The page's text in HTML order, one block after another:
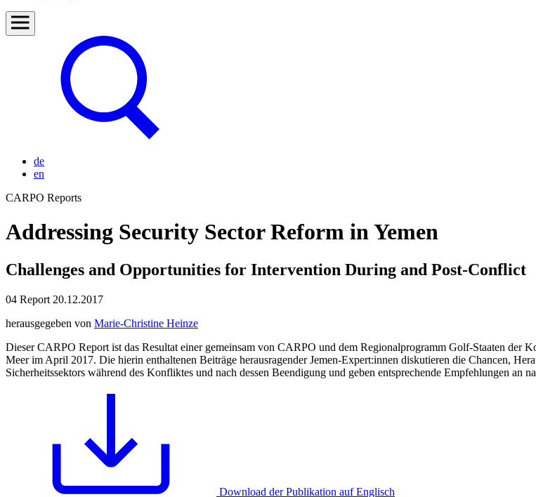
de
en
CARPO Reports
Addressing Security Sector Reform in Yemen
Challenges and Opportunities for Intervention During and Post-Conflict
04 Report 20.12.2017
herausgegeben von Marie-Christine Heinze
Dieser CARPO Report ist das Resultat einer gemeinsam von CARPO und dem Regionalprogramm Golf-Staaten
Meer im April 2017. Die hierin enthaltenen Beiträge herausragender Jemen-Expert:innen diskutieren die Chancen,
Sicherheitssektors während des Konfliktes und nach dessen Beendigung und geben entsprechende Empfehlungen an
Download der Publikation auf Englisch